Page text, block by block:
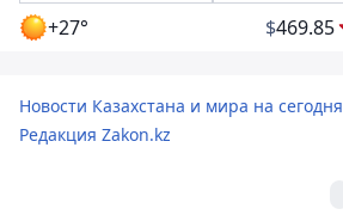
+27° $469.85
Новости Казахстана и мира на сегодня
Редакция Zakon.kz